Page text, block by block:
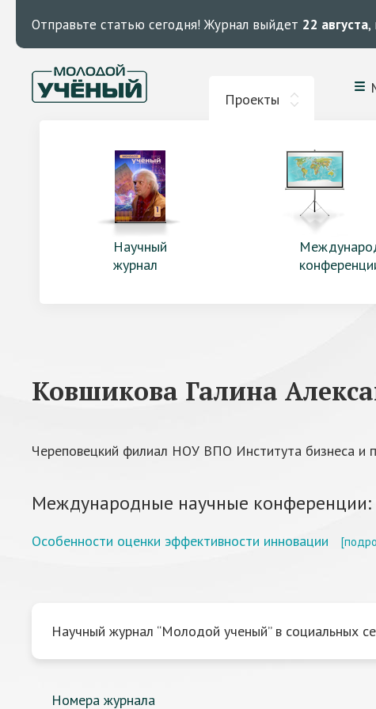
Отправьте статью сегодня! Журнал выйдет 22 августа,
Проекты
Научный
журнал
Ковшикова Галина
Череповецкий филиал НОУ ВПО Института бизнеса и
Международные научные конференции:
Особенности оценки эффективности инновации
Научный журнал “Молодой ученый” в социальных
Номера журнала